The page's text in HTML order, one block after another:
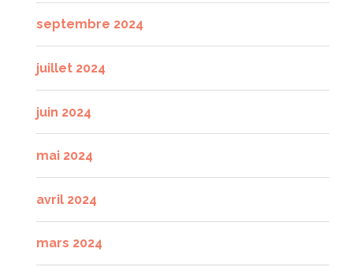
septembre 2024
juillet 2024
juin 2024
mai 2024
avril 2024
mars 2024